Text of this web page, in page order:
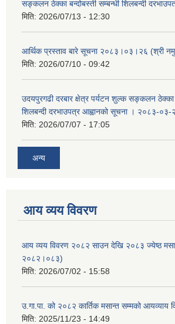
सङ्कलन ठेक्का बन्दोबस्ती सम्बन्धी शिलबन्दी
मिति: 2026/07/13 - 12:30
आर्थिक प्रस्ताव बारे सूचना २०८३।०३।२६ (श्री
मिति: 2026/07/10 - 09:42
उदयपुरगढी दरबार क्षेत्र पर्यटन शुल्क सङ्कलन ठेक्का
शिलबन्दी दरभाउपत्र आह्वानको सूचना । २०८३-०३-
मिति: 2026/07/07 - 17:05
अन्य
आय व्यय विवरण
आय व्यय विवरण २०८२ साउन देखि २०८३ ज्येष्ठ
२०८२।०८३)
मिति: 2026/07/02 - 15:58
उ.गा.पा. को २०८२ कार्तिक मसान्त सम्मको आयव्याय
मिति: 2025/11/23 - 14:49